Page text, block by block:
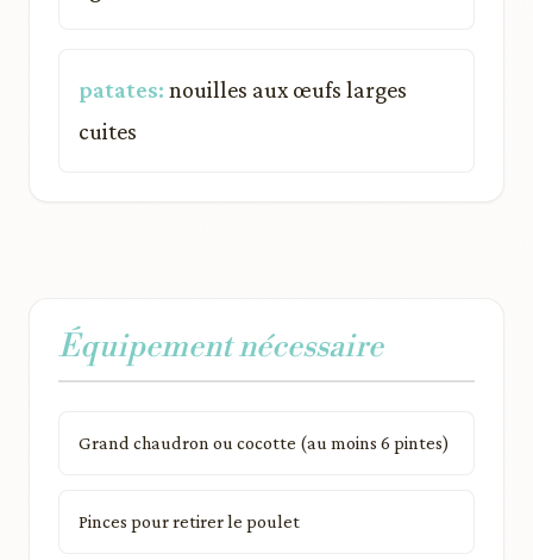
patates: nouilles aux œufs larges
cuites
Équipement nécessaire
Grand chaudron ou cocotte (au moins 6 pintes)
Pinces pour retirer le poulet